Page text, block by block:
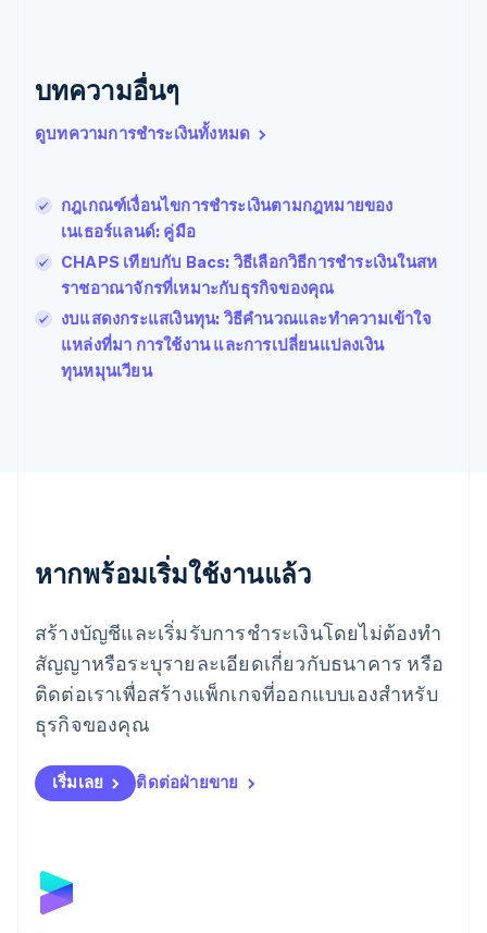
บทความอื่นๆ
ดูบทความการชำระเงินทั้งหมด
กฎเกณฑ์เงื่อนไขการชำระเงินตามกฎหมายของ
เนเธอร์แลนด์: คู่มือ
CHAPS เทียบกับ Bacs: วิธีเลือกวิธีการชําระเงินในสห
ราชอาณาจักรที่เหมาะกับธุรกิจของคุณ
งบแสดงกระแสเงินทุน: วิธีคํานวณและทําความเข้าใจ
แหล่งที่มา การใช้งาน และการเปลี่ยนแปลงเงิน
ทุนหมุนเวียน
หากพร้อมเริ่มใช้งานแล้ว
สร้างบัญชีและเริ่มรับการชำระเงินโดยไม่ต้องทำ
สัญญาหรือระบุรายละเอียดเกี่ยวกับธนาคาร หรือ
ติดต่อเราเพื่อสร้างแพ็กเกจที่ออกแบบเองสำหรับ
ธุรกิจของคุณ
เริ่มเลย ติดต่อฝ่ายขาย
NederlandsFrançais
Português English
ฝรั่งเศส
Français English
ฟินแลนด์
EnglishSvenska
มอลตา
English
มาเลเซีย
简体中文
เม็กซิโก
ลักเซมเบิร์ก
Français Deutsch English
English
ลิกเตนสไตน์
DeutschEnglish
ลิทัวเนีย
English
สเปน
สโลวาเกีย
English
Deutsch
สวีเดน